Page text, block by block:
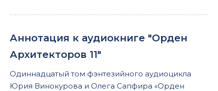
13
14
15
Аннотация к аудиокниге "Орден
Архитекторов 11"
Одиннадцатый том фэнтезийного аудиоцикла
Юрия Винокурова и Олега Сапфира «Орден